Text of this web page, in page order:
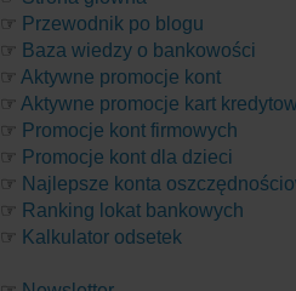
☞ Przewodnik po blogu
☞ Baza wiedzy o bankowości
☞ Aktywne promocje kont
☞ Aktywne promocje kart
☞ Promocje kont firmowych
☞ Promocje kont dla dzieci
☞ Najlepsze konta
☞ Ranking lokat bankowych
☞ Kalkulator odsetek